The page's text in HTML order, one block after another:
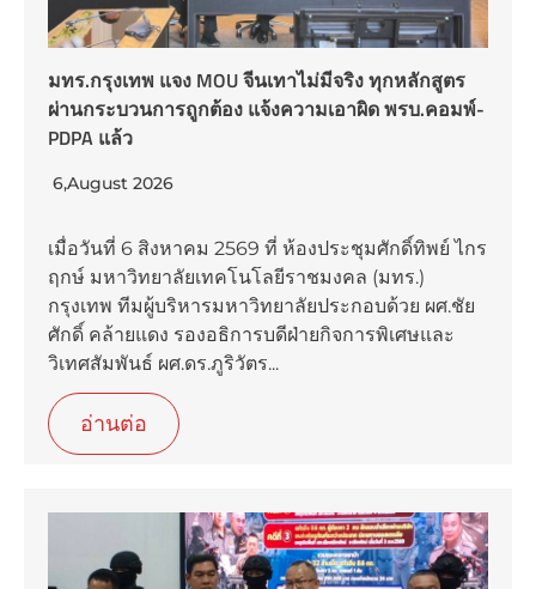
มทร.กรุงเทพ แจง MOU จีนเทาไม่มีจริง ทุกหลักสูตร
ผ่านกระบวนการถูกต้อง แจ้งความเอาผิด พรบ.คอมพ์-
PDPA แล้ว
6,August 2026
เมื่อวันที่ 6 สิงหาคม 2569 ที่ ห้องประชุมศักดิ์ทิพย์ ไกร
ฤกษ์ มหาวิทยาลัยเทคโนโลยีราชมงคล (มทร.)
กรุงเทพ ทีมผู้บริหารมหาวิทยาลัยประกอบด้วย ผศ.ชัย
ศักดิ์ คล้ายแดง รองอธิการบดีฝ่ายกิจการพิเศษและ
วิเทศสัมพันธ์ ผศ.ดร.ภูริวัตร...
อ่านต่อ